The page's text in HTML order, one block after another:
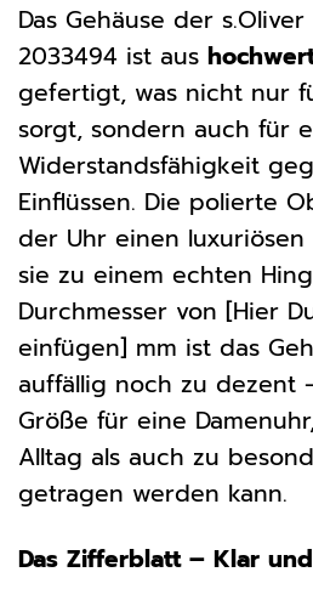
Das Gehäuse der
2033494 ist aus
gefertigt, was nicht nur
sorgt, sondern auch für
Widerstandsfähigkeit
Einflüssen. Die polierte
der Uhr einen
sie zu einem echten
Durchmesser von [Hier
einfügen] mm ist das
auffällig noch zu dezent
Größe für eine
Alltag als auch zu
getragen werden kann.
Das Zifferblatt – Klar